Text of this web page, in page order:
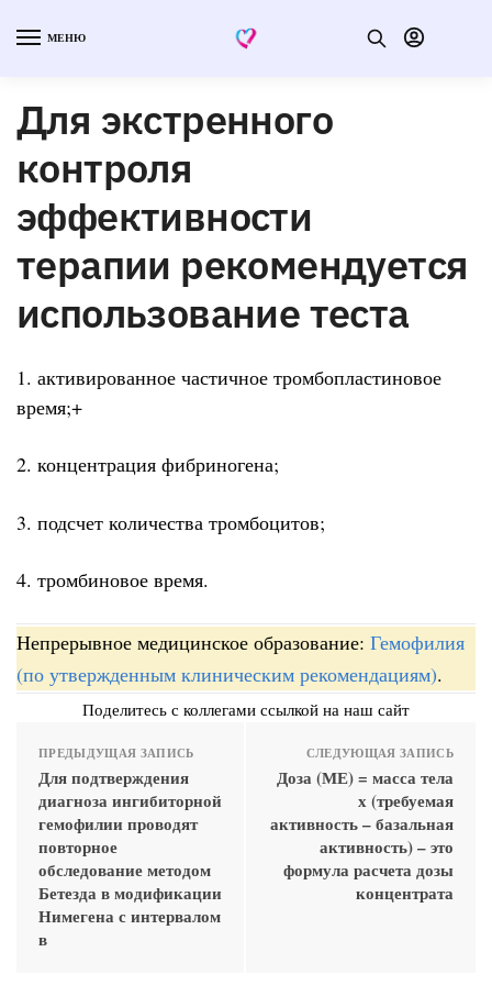
МЕНЮ
Для экстренного
контроля
эффективности
терапии рекомендуется
использование теста
1. активированное частичное тромбопластиновое
время;+
2. концентрация фибриногена;
3. подсчет количества тромбоцитов;
4. тромбиновое время.
Непрерывное медицинское образование: Гемофилия
(по утвержденным клиническим рекомендациям).
Поделитесь с коллегами ссылкой на наш сайт
ПРЕДЫДУЩАЯ ЗАПИСЬ
Для подтверждения
диагноза ингибиторной
гемофилии проводят
повторное
обследование методом
Бетезда в модификации
Нимегена с интервалом
в
СЛЕДУЮЩАЯ ЗАПИСЬ
Доза (МЕ) = масса тела
х (требуемая
активность – базальная
активность) – это
формула расчета дозы
концентрата